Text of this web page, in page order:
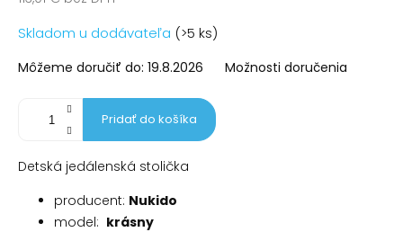
Jednotková
cena:
Skladom u dodávateľa (>5 ks)
Môžeme doručiť do: 19.8.2026 Možnosti doručenia
Pridať do košíka
Detská jedálenská stolička
producent: Nukido
model: krásny